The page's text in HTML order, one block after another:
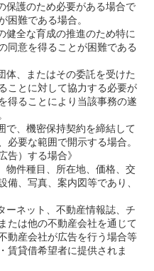
保護のため必要がある場合で
困難である場合。
健全な育成の推進のため特に
同意を得ることが困難である
体、またはその委託を受けた
ことに対して協力する必要が
得ることにより当該事務の遂
で、機密保持契約を締結して
必要な範囲で開示する場合。
告）する場合》
物件種目、所在地、価格、交
、写真、案内図等であり、
ーネット、不動産情報誌、チ
たは他の不動産会社を通じて
動産会社が広告を行う場合等
賃貸借希望者に提供されま